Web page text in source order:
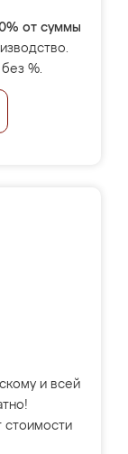
от суммы
%.
и всей
стоимости